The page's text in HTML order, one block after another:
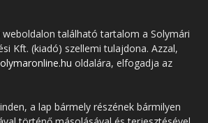
weboldalon található tartalom a Solymári
Kft. (kiadó) szellemi tulajdona. Azzal,
oldalára, elfogadja az
a lap bármely részének bármilyen